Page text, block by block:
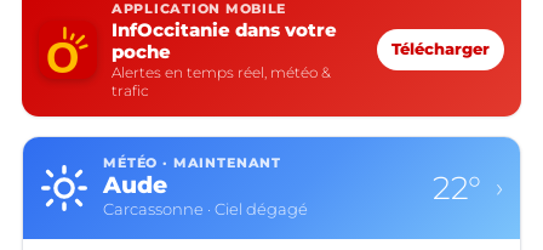
APPLICATION MOBILE
InfOccitanie dans votre
poche
Alertes en temps réel, météo &
trafic
Télécharger
MÉTÉO · MAINTENANT
Aude
Carcassonne · Ciel dégagé
22° ›